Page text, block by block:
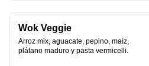
Wok Veggie
Arroz mix, aguacate, pepino, maíz,
plátano maduro y pasta vermicelli.